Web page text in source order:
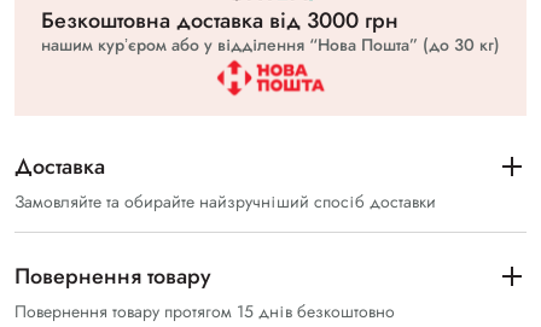
Безкоштовна доставка вiд 3000 грн
нашим курʼєром або у відділення “Нова Пошта” (до 30 кг)
Доставка
Замовляйте та обирайте найзручніший спосіб доставки
Повернення товару
Повернення товару протягом 15 днів безкоштовно